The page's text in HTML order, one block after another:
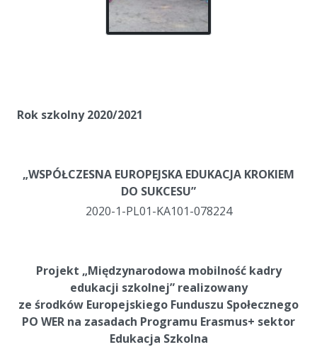
Rok szkolny 2020/2021
„WSPÓŁCZESNA EUROPEJSKA EDUKACJA KROKIEM
DO SUKCESU”
2020-1-PL01-KA101-078224
Projekt „Międzynarodowa mobilność kadry
edukacji szkolnej” realizowany
ze środków Europejskiego Funduszu Społecznego
PO WER na zasadach Programu Erasmus+ sektor
Edukacja Szkolna